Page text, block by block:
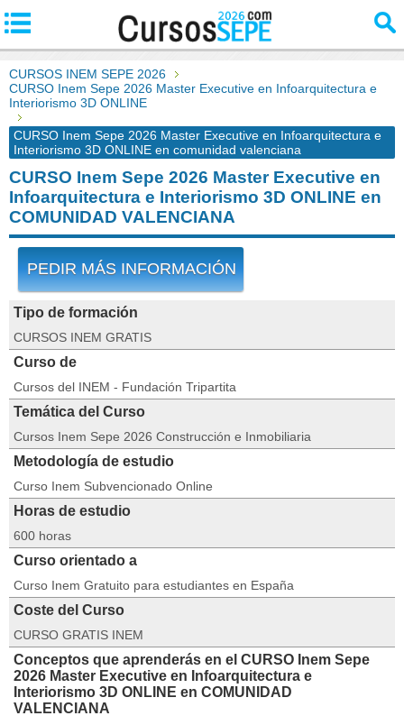
CURSOS INEM SEPE 2026
CURSO Inem Sepe 2026 Master Executive en Infoarquitectura e
Interiorismo 3D ONLINE
CURSO Inem Sepe 2026 Master Executive en Infoarquitectura e
Interiorismo 3D ONLINE en comunidad valenciana
CURSO Inem Sepe 2026 Master Executive en
Infoarquitectura e Interiorismo 3D ONLINE en
COMUNIDAD VALENCIANA
PEDIR MÁS INFORMACIÓN
Tipo de formación
CURSOS INEM GRATIS
Curso de
Cursos del INEM - Fundación Tripartita
Temática del Curso
Cursos Inem Sepe 2026 Construcción e Inmobiliaria
Metodología de estudio
Curso Inem Subvencionado Online
Horas de estudio
600 horas
Curso orientado a
Curso Inem Gratuito para estudiantes en España
Coste del Curso
CURSO GRATIS INEM
Conceptos que aprenderás en el CURSO Inem Sepe
2026 Master Executive en Infoarquitectura e
Interiorismo 3D ONLINE en COMUNIDAD
VALENCIANA